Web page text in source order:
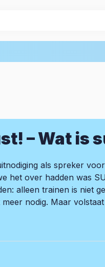
– Wat is
als spreker
het over hadden was
alleen trainen is niet
nodig. Maar